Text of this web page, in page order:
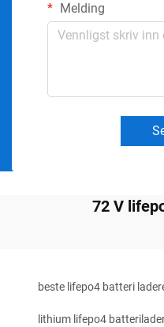
Melding
72 V
beste lifepo4 batteri
lithium lifepo4